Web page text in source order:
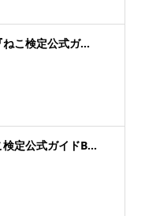
こ検定公式ガ...
定公式ガイドB...